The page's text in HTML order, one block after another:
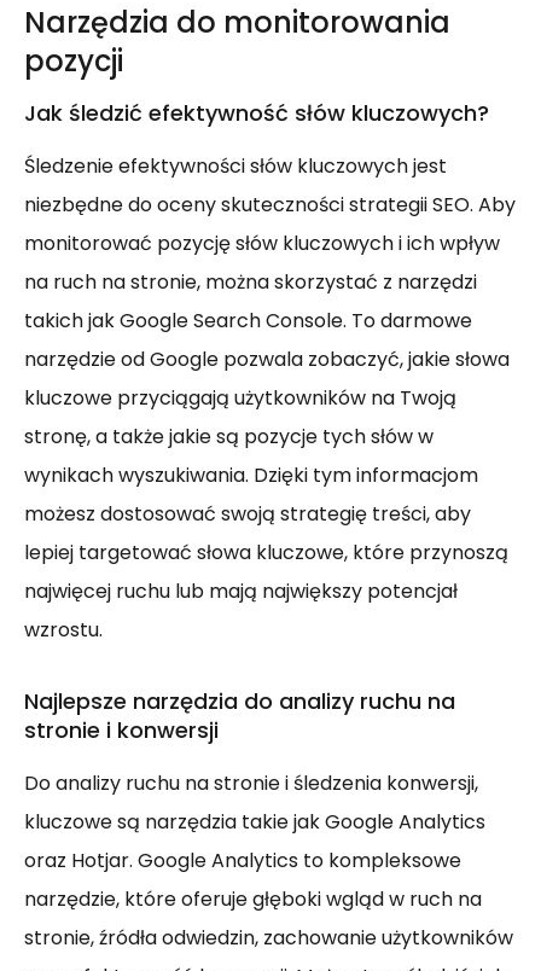
Narzędzia do monitorowania
pozycji
Jak śledzić efektywność słów kluczowych?
Śledzenie efektywności słów kluczowych jest
niezbędne do oceny skuteczności strategii SEO. Aby
monitorować pozycję słów kluczowych i ich wpływ
na ruch na stronie, można skorzystać z narzędzi
takich jak Google Search Console. To darmowe
narzędzie od Google pozwala zobaczyć, jakie słowa
kluczowe przyciągają użytkowników na Twoją
stronę, a także jakie są pozycje tych słów w
wynikach wyszukiwania. Dzięki tym informacjom
możesz dostosować swoją strategię treści, aby
lepiej targetować słowa kluczowe, które przynoszą
najwięcej ruchu lub mają największy potencjał
wzrostu.
Najlepsze narzędzia do analizy ruchu na
stronie i konwersji
Do analizy ruchu na stronie i śledzenia konwersji,
kluczowe są narzędzia takie jak Google Analytics
oraz Hotjar. Google Analytics to kompleksowe
narzędzie, które oferuje głęboki wgląd w ruch na
stronie, źródła odwiedzin, zachowanie użytkowników